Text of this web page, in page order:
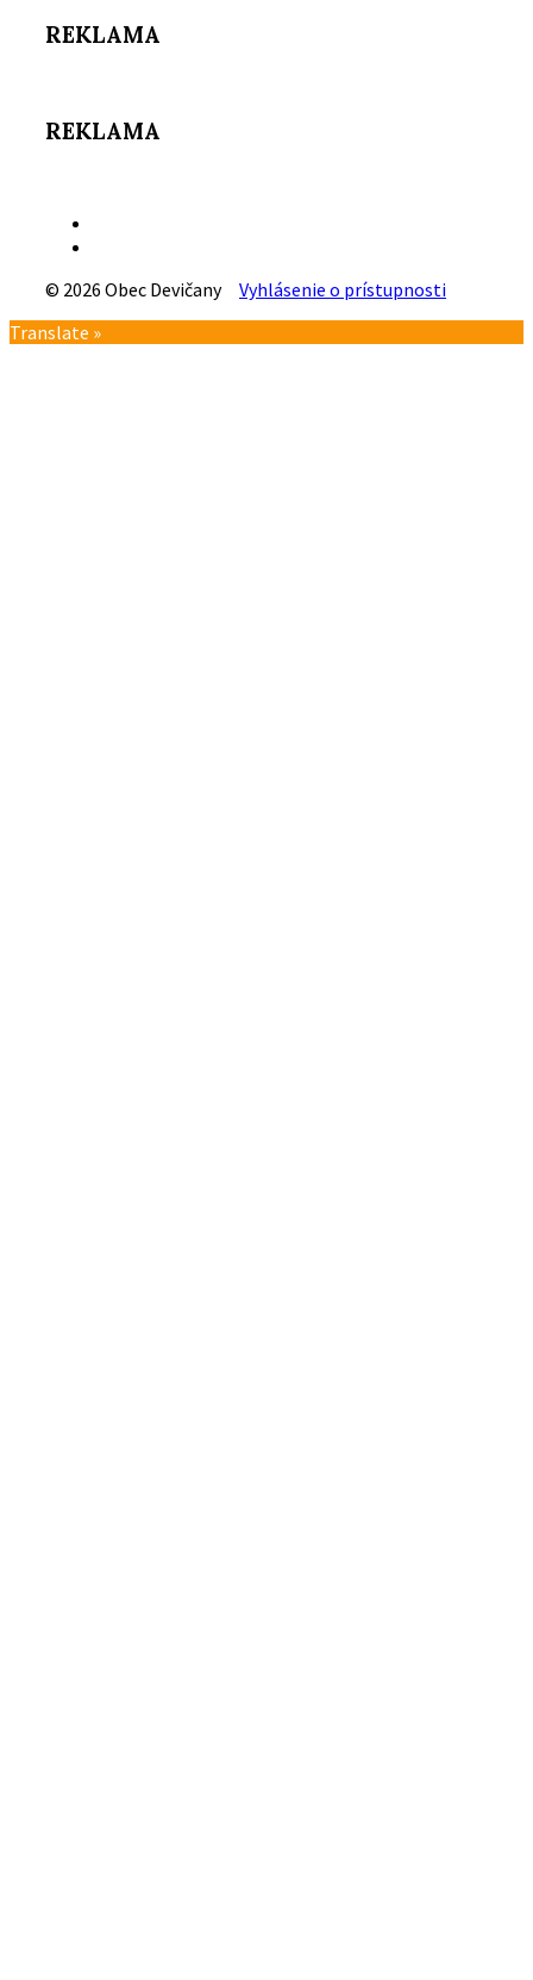
REKLAMA
REKLAMA
© 2026 Obec Devičany Vyhlásenie o prístupnosti
Návrat
Translate »